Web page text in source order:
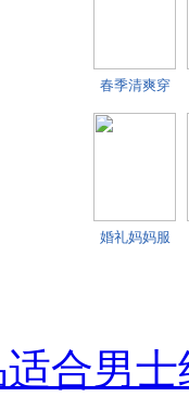
春季清爽穿
感
婚礼妈妈服
合男